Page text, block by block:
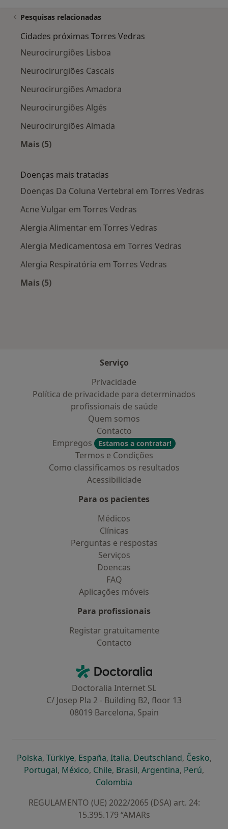
Pesquisas relacionadas
Cidades próximas Torres Vedras
Neurocirurgiões Lisboa
Neurocirurgiões Cascais
Neurocirurgiões Amadora
Neurocirurgiões Algés
Neurocirurgiões Almada
Mais (5)
Doenças mais tratadas
Doenças Da Coluna Vertebral em Torres Vedras
Acne Vulgar em Torres Vedras
Alergia Alimentar em Torres Vedras
Alergia Medicamentosa em Torres Vedras
Alergia Respiratória em Torres Vedras
Mais (5)
Serviço
Privacidade
Política de privacidade para determinados
profissionais de saúde
Quem somos
Contacto
Empregos
Estamos a contratar!
Termos e Condições
Como classificamos os resultados
Acessibilidade
Para os pacientes
Médicos
Clínicas
Perguntas e respostas
Serviços
Doencas
FAQ
Aplicações móveis
Para profissionais
Registar gratuitamente
Contacto
Doctoralia - Homepage
Doctoralia Internet SL
C/ Josep Pla 2 - Building B2, floor 13
08019 Barcelona, Spain
Polskaabre num novo separador
, Türkiyeabre num novo separador
, Españaabre num novo separador
, Italiaabre num novo
, Deutschlandabre num
, Česko,
Portugalabre num novo separador
, Méxicoabre num novo separador
, Chileabre num novo separador
, Brasilabre num novo
, Argentinaabre num
, Perúabre
,
Colombia
REGULAMENTO (UE) 2022/2065 (DSA) art. 24:
15.395.179 “AMARs